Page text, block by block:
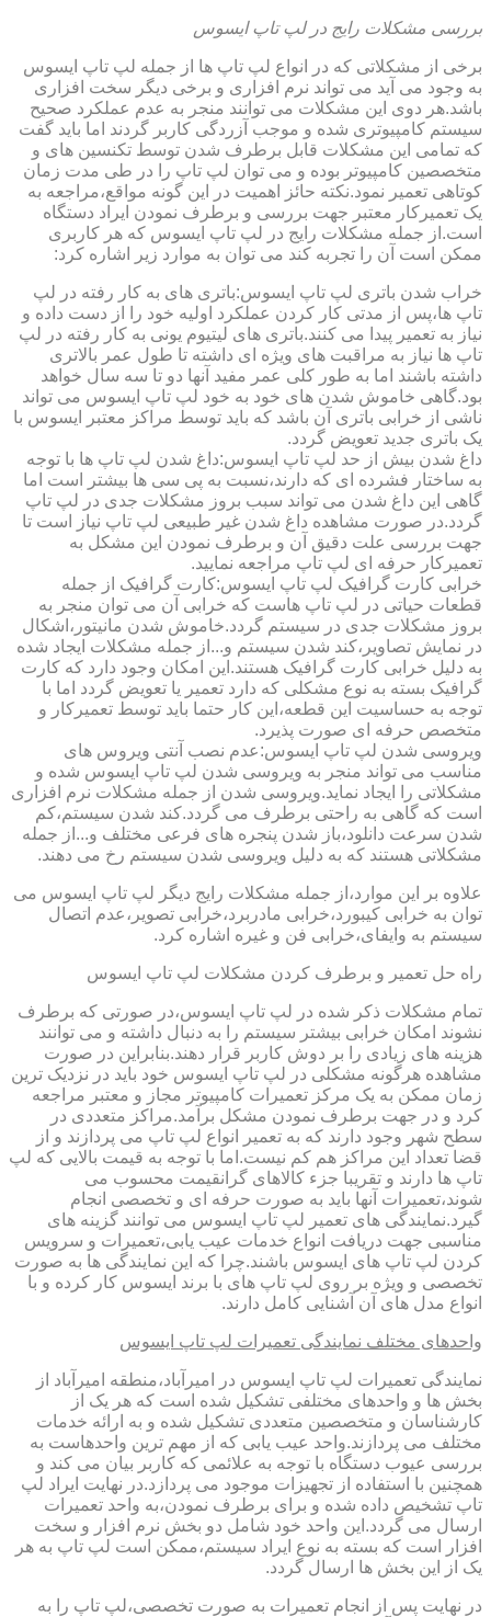
بررسی مشکلات رایج در لپ تاپ ایسوس
برخی از مشکلاتی که در انواع لپ تاپ ها از جمله لپ تاپ ایسوس
به وجود می آید می تواند نرم افزاری و برخی دیگر سخت افزاری
باشد.هر دوی این مشکلات می توانند منجر به عدم عملکرد صحیح
سیستم کامپیوتری شده و موجب آزردگی کاربر گردند اما باید گفت
که تمامی این مشکلات قابل برطرف شدن توسط تکنسین های و
متخصصین کامپیوتر بوده و می توان لپ تاپ را در طی مدت زمان
کوتاهی تعمیر نمود.نکته حائز اهمیت در این گونه مواقع،مراجعه به
یک تعمیرکار معتبر جهت بررسی و برطرف نمودن ایراد دستگاه
است.از جمله مشکلات رایج در لپ تاپ ایسوس که هر کاربری
ممکن است آن را تجربه کند می توان به موارد زیر اشاره کرد:
خراب شدن باتری لپ تاپ ایسوس:باتری های به کار رفته در لپ
تاپ ها،پس از مدتی کار کردن عملکرد اولیه خود را از دست داده و
نیاز به تعمیر پیدا می کنند.باتری های لیتیوم یونی به کار رفته در لپ
تاپ ها نیاز به مراقبت های ویژه ای داشته تا طول عمر بالاتری
داشته باشند اما به طور کلی عمر مفید آنها دو تا سه سال خواهد
بود.گاهی خاموش شدن های خود به خود لپ تاپ ایسوس می تواند
ناشی از خرابی باتری آن باشد که باید توسط مراکز معتبر ایسوس با
یک باتری جدید تعویض گردد.
داغ شدن بیش از حد لپ تاپ ایسوس:داغ شدن لپ تاپ ها با توجه
به ساختار فشرده ای که دارند،نسبت به پی سی ها بیشتر است اما
گاهی این داغ شدن می تواند سبب بروز مشکلات جدی در لپ تاپ
گردد.در صورت مشاهده داغ شدن غیر طبیعی لپ تاپ نیاز است تا
جهت بررسی علت دقیق آن و برطرف نمودن این مشکل به
تعمیرکار حرفه ای لپ تاپ مراجعه نمایید.
خرابی کارت گرافیک لپ تاپ ایسوس:کارت گرافیک از جمله
قطعات حیاتی در لپ تاپ هاست که خرابی آن می توان منجر به
بروز مشکلات جدی در سیستم گردد.خاموش شدن مانیتور،اشکال
در نمایش تصاویر،کند شدن سیستم و...از جمله مشکلات ایجاد شده
به دلیل خرابی کارت گرافیک هستند.این امکان وجود دارد که کارت
گرافیک بسته به نوع مشکلی که دارد تعمیر یا تعویض گردد اما با
توجه به حساسیت این قطعه،این کار حتما باید توسط تعمیرکار و
متخصص حرفه ای صورت پذیرد.
ویروسی شدن لپ تاپ ایسوس:عدم نصب آنتی ویروس های
مناسب می تواند منجر به ویروسی شدن لپ تاپ ایسوس شده و
مشکلاتی را ایجاد نماید.ویروسی شدن از جمله مشکلات نرم افزاری
است که گاهی به راحتی برطرف می گردد.کند شدن سیستم،کم
شدن سرعت دانلود،باز شدن پنجره های فرعی مختلف و...از جمله
مشکلاتی هستند که به دلیل ویروسی شدن سیستم رخ می دهند.
علاوه بر این موارد،از جمله مشکلات رایج دیگر لپ تاپ ایسوس می
توان به خرابی کیبورد،خرابی مادربرد،خرابی تصویر،عدم اتصال
سیستم به وایفای،خرابی فن و غیره اشاره کرد.
راه حل تعمیر و برطرف کردن مشکلات لپ تاپ ایسوس
تمام مشکلات ذکر شده در لپ تاپ ایسوس،در صورتی که برطرف
نشوند امکان خرابی بیشتر سیستم را به دنبال داشته و می توانند
هزینه های زیادی را بر دوش کاربر قرار دهند.بنابراین در صورت
مشاهده هرگونه مشکلی در لپ تاپ ایسوس خود باید در نزدیک ترین
زمان ممکن به یک مرکز تعمیرات کامپیوتر مجاز و معتبر مراجعه
کرد و در جهت برطرف نمودن مشکل برآمد.مراکز متعددی در
سطح شهر وجود دارند که به تعمیر انواع لپ تاپ می پردازند و از
قضا تعداد این مراکز هم کم نیست.اما با توجه به قیمت بالایی که لپ
تاپ ها دارند و تقریبا جزء کالاهای گرانقیمت محسوب می
شوند،تعمیرات آنها باید به صورت حرفه ای و تخصصی انجام
گیرد.نمایندگی های تعمیر لپ تاپ ایسوس می توانند گزینه های
مناسبی جهت دریافت انواع خدمات عیب یابی،تعمیرات و سرویس
کردن لپ تاپ های ایسوس باشند.چرا که این نمایندگی ها به صورت
تخصصی و ویژه بر روی لپ تاپ های با برند ایسوس کار کرده و با
انواع مدل های آن آشنایی کامل دارند.
واحدهای مختلف نمایندگی تعمیرات لپ تاپ ایسوس
نمایندگی تعمیرات لپ تاپ ایسوس در امیرآباد،منطقه امیرآباد از
بخش ها و واحدهای مختلفی تشکیل شده است که هر یک از
کارشناسان و متخصصین متعددی تشکیل شده و به ارائه خدمات
مختلف می پردازند.واحد عیب یابی که از مهم ترین واحدهاست به
بررسی عیوب دستگاه با توجه به علائمی که کاربر بیان می کند و
همچنین با استفاده از تجهیزات موجود می پردازد.در نهایت ایراد لپ
تاپ تشخیص داده شده و برای برطرف نمودن،به واحد تعمیرات
ارسال می گردد.این واحد خود شامل دو بخش نرم افزار و سخت
افزار است که بسته به نوع ایراد سیستم،ممکن است لپ تاپ به هر
یک از این بخش ها ارسال گردد.
در نهایت پس از انجام تعمیرات به صورت تخصصی،لپ تاپ را به